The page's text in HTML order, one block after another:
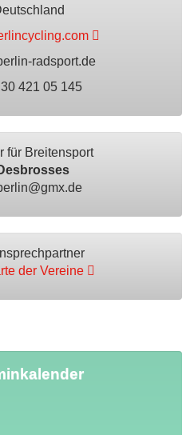
radsport.de
421 05 145
für Breitensport
der Vereine